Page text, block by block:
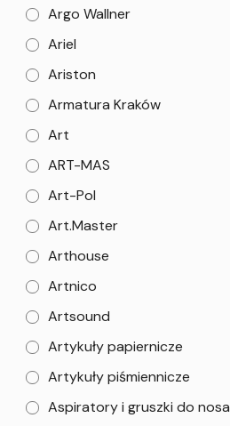
Argo Wallner
Ariel
Ariston
Armatura Kraków
Art
ART-MAS
Art-Pol
Art.Master
Arthouse
Artnico
Artsound
Artykuły papiernicze
Artykuły piśmiennicze
Aspiratory i gruszki do nosa